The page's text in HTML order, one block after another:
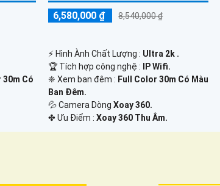
30m Có
6,580,000 ₫ 8,540,000 ₫
️⚡ Hình Ành Chất Lượng : Ultra 2k .
🏆 Tích hợp công nghệ :
IP Wifi.
❈ Xem ban đêm : Full Color 30m Có Màu
Ban Đêm.
💦 Camera DòngXoay 360.
️✤ Ưu Điểm :Xoay 360 Thu Âm.